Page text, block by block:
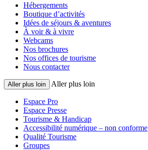
Hébergements
Boutique d’activités
Idées de séjours & aventures
À voir & à vivre
Webcams
Nos brochures
Nos offices de tourisme
Nous contacter
Aller plus loin Aller plus loin
Espace Pro
Espace Presse
Tourisme & Handicap
Accessibilité numérique – non conforme
Qualité Tourisme
Groupes